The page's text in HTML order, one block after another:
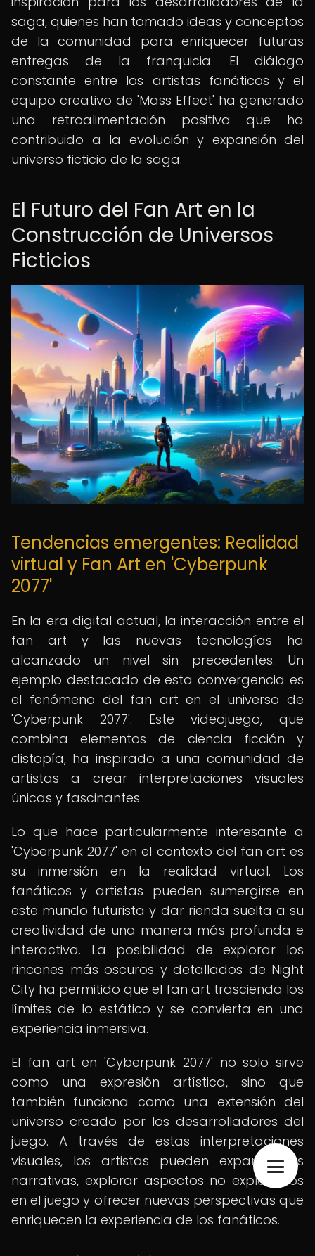
saga, quienes han tomado ideas y conceptos
de la comunidad para enriquecer futuras
entregas de la franquicia. El diálogo
constante entre los artistas fanáticos y el
equipo creativo de 'Mass Effect' ha generado
una retroalimentación positiva que ha
contribuido a la evolución y expansión del
universo ficticio de la saga.
El Futuro del Fan Art en la
Construcción de Universos
Ficticios
Tendencias emergentes: Realidad
virtual y Fan Art en 'Cyberpunk
2077'
En la era digital actual, la interacción entre el
fan art y las nuevas tecnologías ha
alcanzado un nivel sin precedentes. Un
ejemplo destacado de esta convergencia es
el fenómeno del fan art en el universo de
'Cyberpunk 2077'. Este videojuego, que
combina elementos de ciencia ficción y
distopía, ha inspirado a una comunidad de
artistas a crear interpretaciones visuales
únicas y fascinantes.
Lo que hace particularmente interesante a
'Cyberpunk 2077' en el contexto del fan art es
su inmersión en la realidad virtual. Los
fanáticos y artistas pueden sumergirse en
este mundo futurista y dar rienda suelta a su
creatividad de una manera más profunda e
interactiva. La posibilidad de explorar los
rincones más oscuros y detallados de Night
City ha permitido que el fan art trascienda los
límites de lo estático y se convierta en una
experiencia inmersiva.
El fan art en 'Cyberpunk 2077' no solo sirve
como una expresión artística, sino que
también funciona como una extensión del
universo creado por los desarrolladores del
juego. A través de estas interpretaciones
visuales, los artistas pueden expandir las
narrativas, explorar aspectos no explorados
en el juego y ofrecer nuevas perspectivas que
enriquecen la experiencia de los fanáticos.